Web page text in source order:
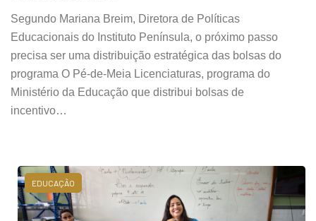
Segundo Mariana Breim, Diretora de Políticas
Educacionais do Instituto Península, o próximo passo
precisa ser uma distribuição estratégica das bolsas do
programa O Pé-de-Meia Licenciaturas, programa do
Ministério da Educação que distribui bolsas de
incentivo…
EDUCAÇÃO